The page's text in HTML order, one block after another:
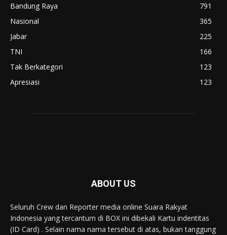
Bandung Raya
791
Nasional
365
Jabar
225
TNI
166
Tak Berkategori
123
Apresiasi
123
ABOUT US
Seluruh Crew dan Reporter media online Suara Rakyat
Indonesia yang tercantum di BOX ini dibekali Kartu indentitas
(ID Card) . Selain nama nama tersebut di atas, bukan tanggung